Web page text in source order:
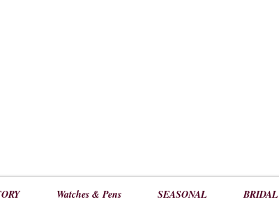
Watches & Pens SEASONAL BRIDAL